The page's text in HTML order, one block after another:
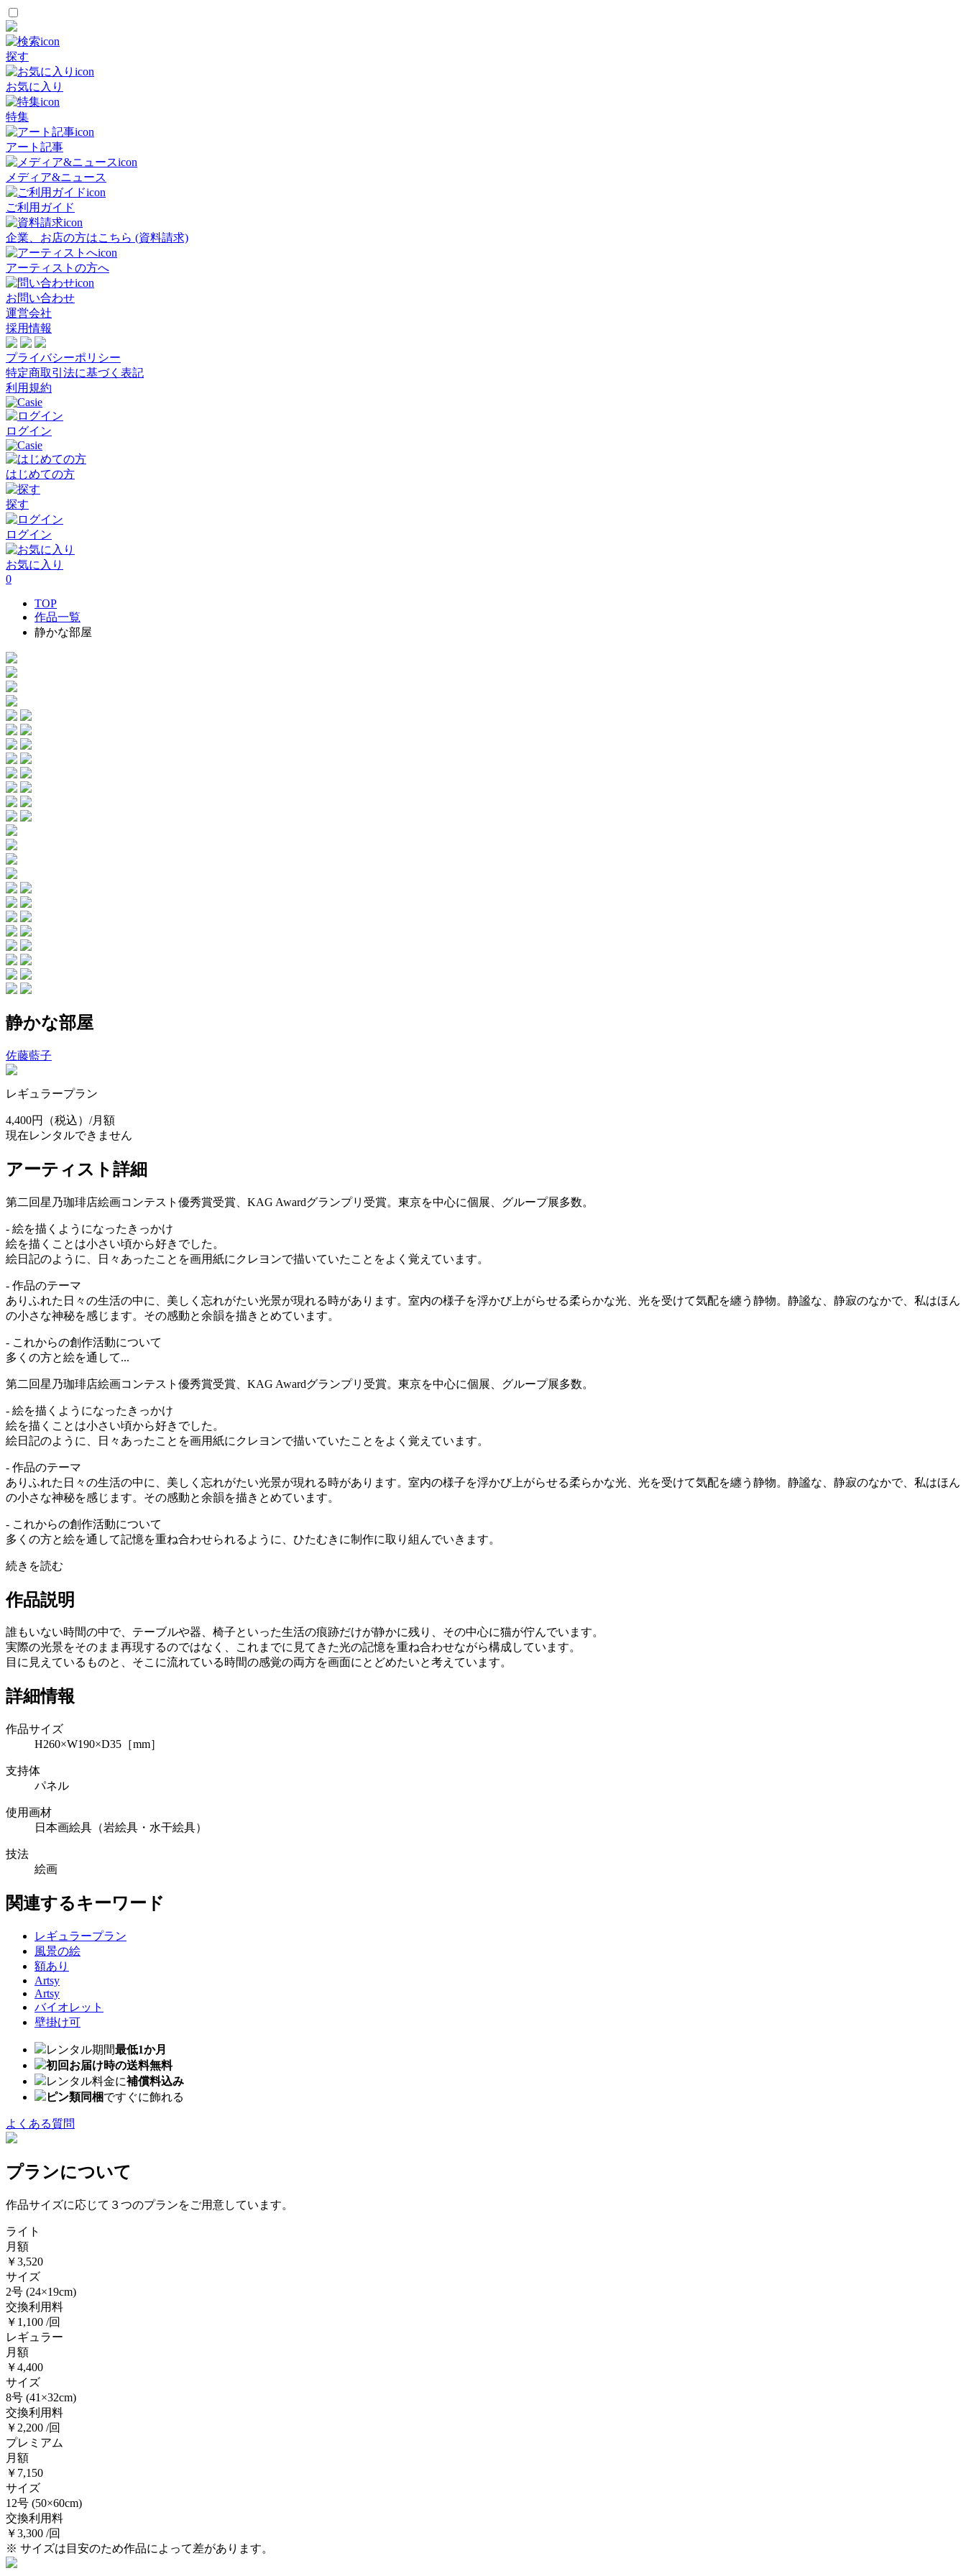
探す
お気に入り
特集
アート記事
メディア&ニュース
ご利用ガイド
企業、お店の方はこちら (資料請求)
アーティストの方へ
お問い合わせ
運営会社
採用情報
プライバシーポリシー
特定商取引法に基づく表記
利用規約
ログイン
はじめての方
探す
ログイン
お気に入り
0
TOP
作品一覧
静かな部屋
静かな部屋
佐藤藍子
レギュラープラン
4,400円
（税込）/月額
現在レンタルできません
アーティスト詳細
第二回星乃珈琲店絵画コンテスト優秀賞受賞、KAG Awardグランプリ受賞。東京を中心に個展、グループ展多数。
- 絵を描くようになったきっかけ
絵を描くことは小さい頃から好きでした。
絵日記のように、日々あったことを画用紙にクレヨンで描いていたことをよく覚えています。
- 作品のテーマ
ありふれた日々の生活の中に、美しく忘れがたい光景が現れる時があります。室内の様子を浮かび上がらせる柔らかな光、光を受けて気配を纏う静物。静謐な、静寂のなかで、私はほん
の小さな神秘を感じます。その感動と余韻を描きとめています。
- これからの創作活動について
多くの方と絵を通して...
第二回星乃珈琲店絵画コンテスト優秀賞受賞、KAG Awardグランプリ受賞。東京を中心に個展、グループ展多数。
- 絵を描くようになったきっかけ
絵を描くことは小さい頃から好きでした。
絵日記のように、日々あったことを画用紙にクレヨンで描いていたことをよく覚えています。
- 作品のテーマ
ありふれた日々の生活の中に、美しく忘れがたい光景が現れる時があります。室内の様子を浮かび上がらせる柔らかな光、光を受けて気配を纏う静物。静謐な、静寂のなかで、私はほん
の小さな神秘を感じます。その感動と余韻を描きとめています。
- これからの創作活動について
多くの方と絵を通して記憶を重ね合わせられるように、ひたむきに制作に取り組んでいきます。
続きを読む
作品説明
誰もいない時間の中で、テーブルや器、椅子といった生活の痕跡だけが静かに残り、その中心に猫が佇んでいます。
実際の光景をそのまま再現するのではなく、これまでに見てきた光の記憶を重ね合わせながら構成しています。
目に見えているものと、そこに流れている時間の感覚の両方を画面にとどめたいと考えています。
詳細情報
作品サイズ
H260×W190×D35［mm］
支持体
パネル
使用画材
日本画絵具（岩絵具・水干絵具）
技法
絵画
関連するキーワード
レギュラープラン
風景の絵
額あり
Artsy
Artsy
バイオレット
壁掛け可
レンタル期間最低1か月
初回お届け時の送料無料
レンタル料金に補償料込み
ピン類同梱ですぐに飾れる
よくある質問
プランについて
作品サイズに応じて３つのプランをご用意しています。
ライト
月額
￥3,520
サイズ
2号 (24×19cm)
交換利用料
￥1,100 /回
レギュラー
月額
￥4,400
サイズ
8号 (41×32cm)
交換利用料
￥2,200 /回
プレミアム
月額
￥7,150
サイズ
12号 (50×60cm)
交換利用料
￥3,300 /回
※ サイズは目安のため作品によって差があります。